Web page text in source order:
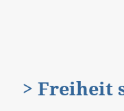
> Freiheit